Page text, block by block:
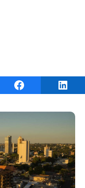
TelegramShare on Facebook